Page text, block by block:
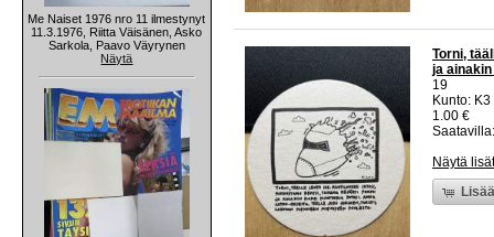
Me Naiset 1976 nro 11 ilmestynyt
11.3.1976, Riitta Väisänen, Asko
Sarkola, Paavo Väyrynen
Näytä
Torni,
ja
19
Kunto:
1.00 €
Näytä